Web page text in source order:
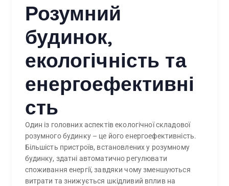
Розумний
будинок,
екологічність та
енергоефективні
сть
Один із головних аспектів екологічної складової
розумного будинку – це його енергоефективність.
Більшість пристроїв, встановлених у розумному
будинку, здатні автоматично регулювати
споживання енергії, завдяки чому зменшуються
витрати та знижується шкідливий вплив на